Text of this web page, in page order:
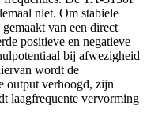
niet. Om stabiele
van een direct
positieve en negatieve
bij afwezigheid
wordt de
output verhoogd, zijn
laagfrequente vervorming